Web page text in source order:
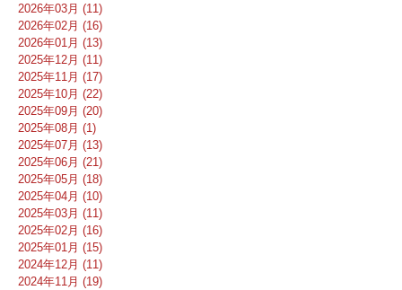
2026年03月 (11)
2026年02月 (16)
2026年01月 (13)
2025年12月 (11)
2025年11月 (17)
2025年10月 (22)
2025年09月 (20)
2025年08月 (1)
2025年07月 (13)
2025年06月 (21)
2025年05月 (18)
2025年04月 (10)
2025年03月 (11)
2025年02月 (16)
2025年01月 (15)
2024年12月 (11)
2024年11月 (19)